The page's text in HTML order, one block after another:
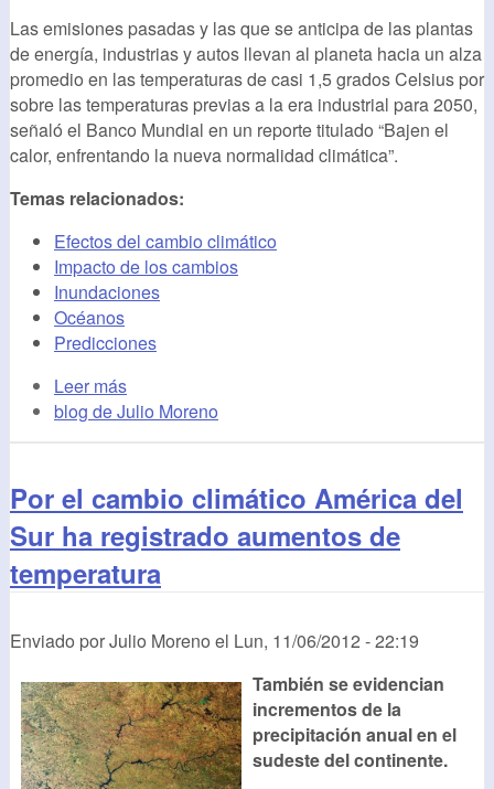
Las emisiones pasadas y las que se anticipa de las plantas
de energía, industrias y autos llevan al planeta hacia un alza
promedio en las temperaturas de casi 1,5 grados Celsius por
sobre las temperaturas previas a la era industrial para 2050,
señaló el Banco Mundial en un reporte titulado “Bajen el
calor, enfrentando la nueva normalidad climática”.
Temas relacionados:
Efectos del cambio climático
Impacto de los cambios
Inundaciones
Océanos
Predicciones
Leer más
blog de Julio Moreno
Por el cambio climático América del
Sur ha registrado aumentos de
temperatura
Enviado porJulio Moreno el Lun, 11/06/2012 - 22:19
También se evidencian
incrementos de la
precipitación anual en el
sudeste del continente.